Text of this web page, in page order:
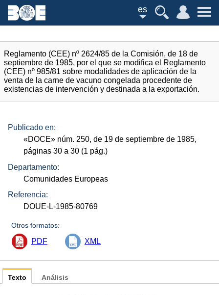
es
Reglamento (CEE) nº 2624/85 de la Comisión, de 18 de
septiembre de 1985, por el que se modifica el Reglamento
(CEE) nº 985/81 sobre modalidades de aplicación de la
venta de la carne de vacuno congelada procedente de
existencias de intervención y destinada a la exportación.
Publicado en:
«DOCE» núm. 250, de 19 de septiembre de 1985,
páginas 30 a 30 (1 pág.)
Departamento:
Comunidades Europeas
Referencia:
DOUE-L-1985-80769
Otros formatos:
PDF XML
Texto Análisis